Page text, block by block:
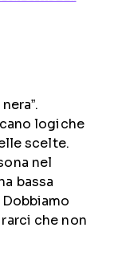
logiche
scelte.
nel
bassa
che non